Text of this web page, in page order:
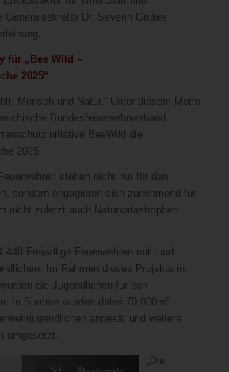
Generalsekretär Dr. Severin Gruber
für „Bee Wild –
2025“
Mensch und Natur.“ Unter diesem Motto
Bundesfeuerwehrverband
BeeWild die
2025.
stehen nicht nur für den
sondern engagieren sich zunehmend für
nicht zuletzt auch Naturkatastrophen
Freiwillige Feuerwehren mit rund
Im Rahmen dieses Projekts in
die Jugendlichen für den
In Summe wurden dabei 70.000m²
angesät und weitere
umgesetzt.
„Die